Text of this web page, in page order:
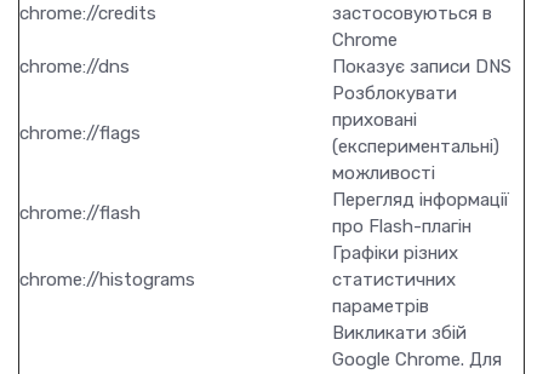
chrome://credits
застосовуються в
Chrome
chrome://dns
Показує записи DNS
chrome://flags
Розблокувати
приховані
(експериментальні)
можливості
chrome://flash
Перегляд інформації
про Flash-плагін
chrome://histograms
Графіки різних
статистичних
параметрів
Викликати збій
Google Chrome. Для